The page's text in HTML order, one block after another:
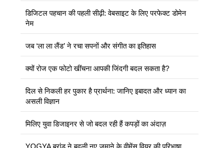
डिजिटल पहचान की पहली सीढ़ी: वेबसाइट के लिए परफेक्ट डोमेन
नेम
जब ‘ला ला लैंड’ ने रचा सपनों और संगीत का इतिहास
क्यों रोज एक फोटो खींचना आपकी जिंदगी बदल सकता है?
दिल से निकली हर पुकार है प्रार्थना: जानिए इबादत और ध्यान का
असली विज्ञान
मिलिए युवा डिजाइनर से जो बदल रही हैं कपड़ों का अंदाज़
YOGYA ब्रांड ने बदली नए जमाने के वीमेंस वियर की परिभाषा